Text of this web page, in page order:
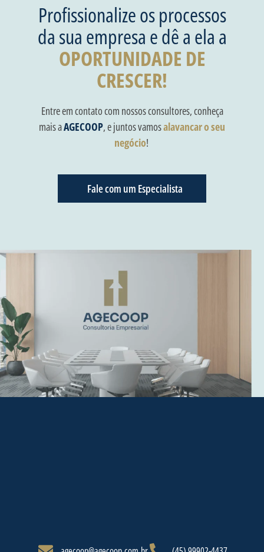
Profissionalize os processos
da sua empresa e dê a ela a
OPORTUNIDADE DE
CRESCER!
Entre em contato com nossos consultores, conheça
mais aAGECOOP, e juntos vamosalavancar o seu
negócio!
Fale com um Especialista